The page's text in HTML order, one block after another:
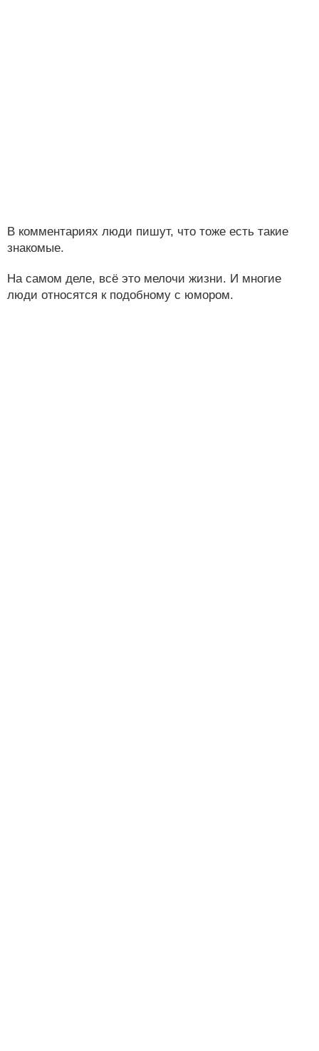
В комментариях люди пишут, что тоже есть такие
знакомые.
На самом деле, всё это мелочи жизни. И многие
люди относятся к подобному с юмором.